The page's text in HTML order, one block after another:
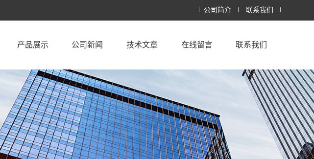
公司简介 联系我们
产品展示 公司新闻 技术文章 在线留言 联系我们